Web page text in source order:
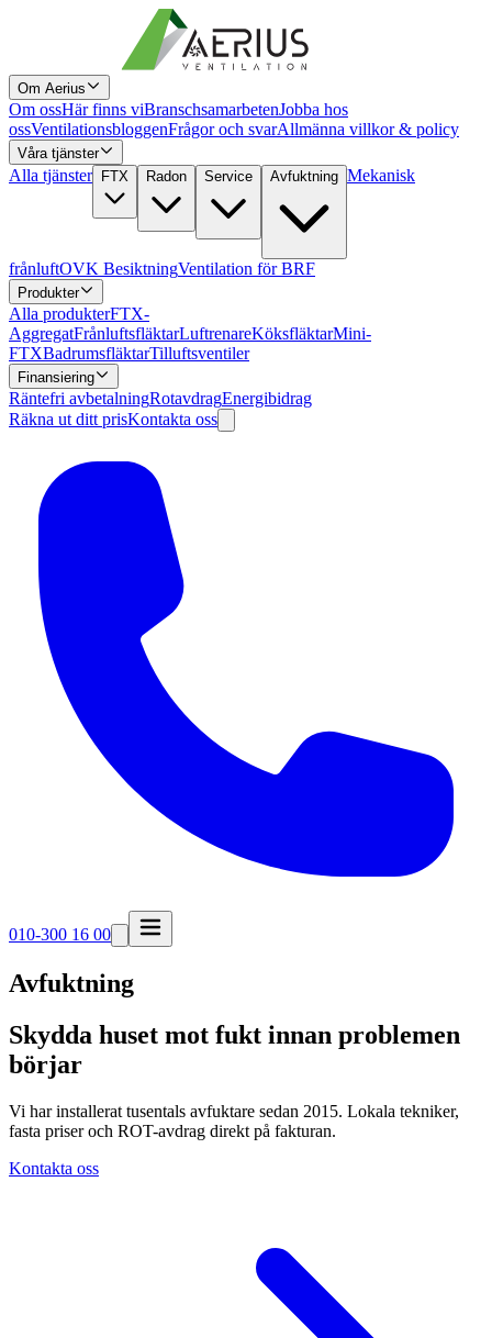
Om Aerius
Om ossHär finns viBranschsamarbetenJobba hos
ossVentilationsbloggenFrågor och svarAllmänna villkor & policy
Våra tjänster
Alla tjänster FTX Radon Service Avfuktning Mekanisk
frånluftOVK BesiktningVentilation för BRF
Produkter
Alla produkterFTX-
AggregatFrånluftsfläktarLuftrenareKöksfläktarMini-
FTXBadrumsfläktarTilluftsventiler
Finansiering
Räntefri avbetalningRotavdragEnergibidrag
Räkna ut ditt prisKontakta oss
010-300 16 00
Avfuktning
Skydda huset mot fukt innan problemen
börjar
Vi har installerat tusentals avfuktare sedan 2015. Lokala tekniker,
fasta priser och ROT-avdrag direkt på fakturan.
Kontakta oss